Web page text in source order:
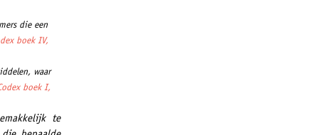
die een
boek IV,
waar
boek I,
te